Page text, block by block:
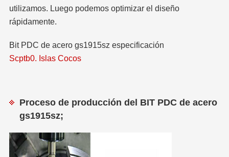
utilizamos. Luego podemos optimizar el diseño
rápidamente.
Bit PDC de acero gs1915sz especificación
Scptb0. Islas Cocos
Proceso de producción del BIT PDC de acero
gs1915sz;